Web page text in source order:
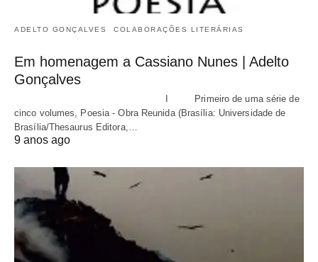
ADELTO GONÇALVES COLABORAÇÕES LITERÁRIAS
Em homenagem a Cassiano Nunes | Adelto
Gonçalves
I Primeiro de uma série de
cinco volumes, Poesia - Obra Reunida (Brasília: Universidade de
Brasília/Thesaurus Editora,…
9 anos ago